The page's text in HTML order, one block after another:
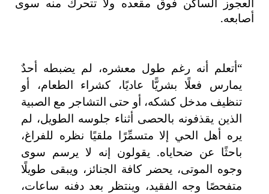
أصابعه.
“أتعلم أنه رغم طول معشره، لم يضبطه أحدٌ
يمارس فعلًا بشريًّا عاديًا، كشراء الطعام، أو
تنظيف مدخل كشكه، أو حتى التشاجر مع الصبية
الذين يقذفونه بالحصى أثناء جلوسه الطويل، لم
يره أهل الحي إلا متسمِّرًا ملقيًا نظره للفراغ،
باحثًا عن ضحاياه. يقولون إنه لا يرسم سوى
وجوه الموتى، يحضر كافة الجنائز، ويبقى طويلًا
متفحصًا وجه الفقيد، وينتظر بعد دفنه ساعات،